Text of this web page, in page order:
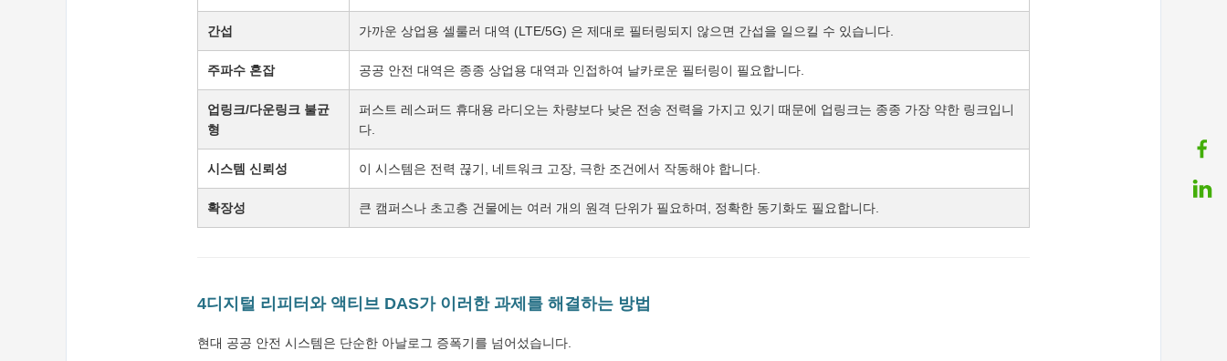
간섭 가까운 상업용 셀룰러 대역 (LTE/5G) 은 제대로 필터링되지 않으면 간섭을 일으킬 수 있습니다.
주파수 혼잡 공공 안전 대역은 종종 상업용 대역과 인접하여 날카로운 필터링이 필요합니다.
업링크/다운링크 불균
형
퍼스트 레스퍼드 휴대용 라디오는 차량보다 낮은 전송 전력을 가지고 있기 때문에 업링크는 종종 가장 약한 링크입니
다.
시스템 신뢰성 이 시스템은 전력 끊기, 네트워크 고장, 극한 조건에서 작동해야 합니다.
확장성 큰 캠퍼스나 초고층 건물에는 여러 개의 원격 단위가 필요하며, 정확한 동기화도 필요합니다.
4디지털 리피터와 액티브 DAS가 이러한 과제를 해결하는 방법
현대 공공 안전 시스템은 단순한 아날로그 증폭기를 넘어섰습니다.